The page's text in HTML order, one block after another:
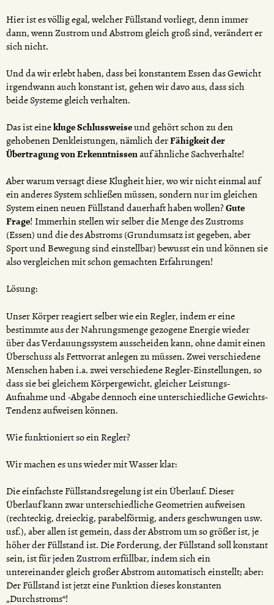
Hier ist es völlig egal, welcher Füllstand vorliegt, denn immer
dann, wenn Zustrom und Abstrom gleich groß sind, verändert er
sich nicht.
Und da wir erlebt haben, dass bei konstantem Essen das Gewicht
irgendwann auch konstant ist, gehen wir davo aus, dass sich
beide Systeme gleich verhalten.
Das ist einekluge Schlussweiseund gehört schon zu den
gehobenen Denkleistungen, nämlich derFähigkeit der
Übertragung von Erkenntnissenauf ähnliche Sachverhalte!
Aber warum versagt diese Klugheit hier, wo wir nicht einmal auf
ein anderes System schließen müssen, sondern nur im gleichen
System einen neuen Füllstand dauerhaft haben wollen?Gute
Frage! Immerhin stellen wir selber die Menge des Zustroms
(Essen) und die des Abstroms (Grundumsatz ist gegeben, aber
Sport und Bewegung sind einstellbar) bewusst ein und können sie
also vergleichen mit schon gemachten Erfahrungen!
Lösung:
Unser Körper reagiert selber wie ein Regler, indem er eine
bestimmte aus der Nahrungsmenge gezogene Energie wieder
über das Verdauungssystem ausscheiden kann, ohne damit einen
Überschuss als Fettvorrat anlegen zu müssen. Zwei verschiedene
Menschen haben i.a. zwei verschiedene Regler-Einstellungen, so
dass sie bei gleichem Körpergewicht, gleicher Leistungs-
Aufnahme und -Abgabe dennoch eine unterschiedliche Gewichts-
Tendenz aufweisen können.
Wie funktioniert so ein Regler?
Wir machen es uns wieder mit Wasser klar:
Die einfachste Füllstandsregelung ist ein Überlauf. Dieser
Überlauf kann zwar unterschiedliche Geometrien aufweisen
(rechteckig, dreieckig, parabelförmig, anders geschwungen usw.
usf.), aber allen ist gemein, dass der Abstrom um so größer ist, je
höher der Füllstand ist. Die Forderung, der Füllstand soll konstant
sein, ist für jeden Zustrom erfüllbar, indem sich ein
untereinander gleich großer Abstrom automatisch einstellt; aber:
Der Füllstand ist jetzt eine Funktion dieses konstanten
„Durchstroms“!